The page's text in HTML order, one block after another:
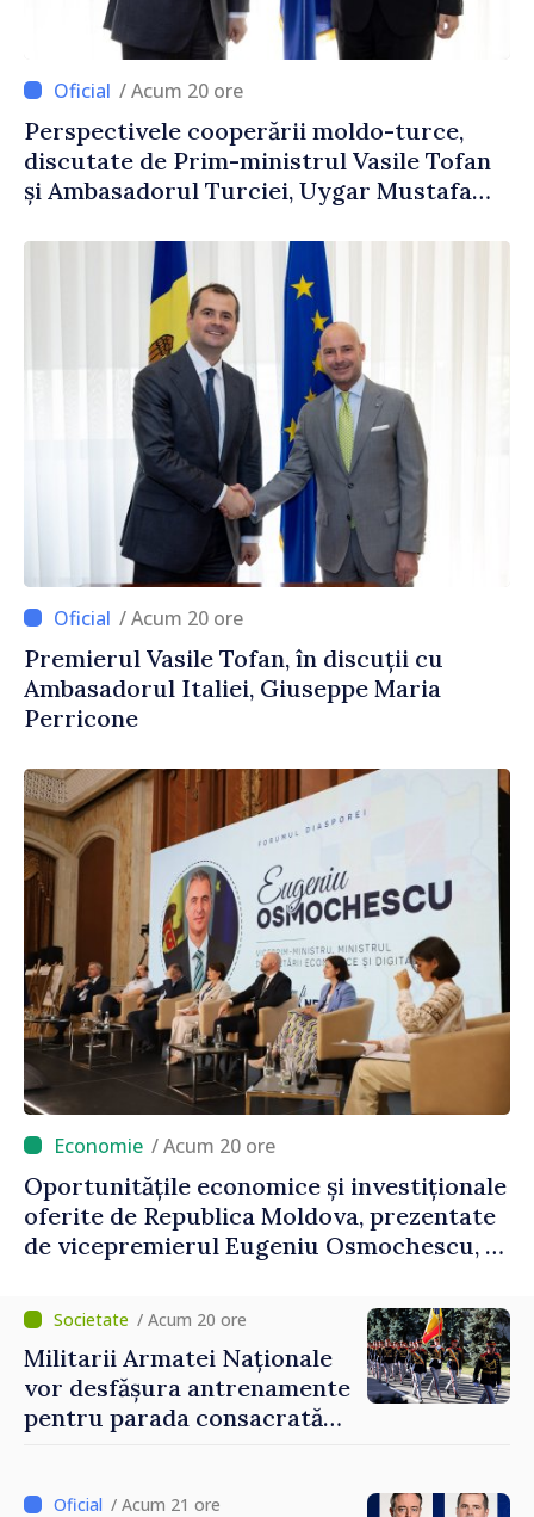
/ Acum 20 ore
Perspectivele cooperării moldo-turce,
discutate de Prim-ministrul Vasile Tofan
și Ambasadorul Turciei, Uygar Mustafa
/ Acum 20 ore
Premierul Vasile Tofan, în discuții cu
Ambasadorul Italiei, Giuseppe Maria
Perricone
/ Acum 20 ore
Oportunitățile economice și investiționale
oferite de Republica Moldova, prezentate
de vicepremierul Eugeniu Osmochescu, la
/ Acum 20 ore
Militarii Armatei Naționale
vor desfășura antrenamente
pentru parada consacrată
/ Acum 21 ore